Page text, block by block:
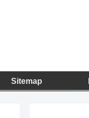
Sitemap